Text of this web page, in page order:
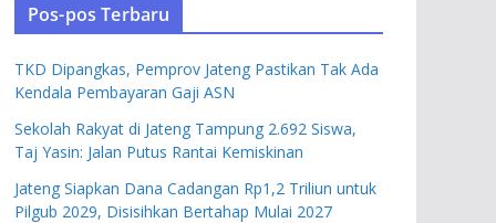
Pos-pos Terbaru
TKD Dipangkas, Pemprov Jateng Pastikan Tak Ada
Kendala Pembayaran Gaji ASN
Sekolah Rakyat di Jateng Tampung 2.692 Siswa,
Taj Yasin: Jalan Putus Rantai Kemiskinan
Jateng Siapkan Dana Cadangan Rp1,2 Triliun untuk
Pilgub 2029, Disisihkan Bertahap Mulai 2027